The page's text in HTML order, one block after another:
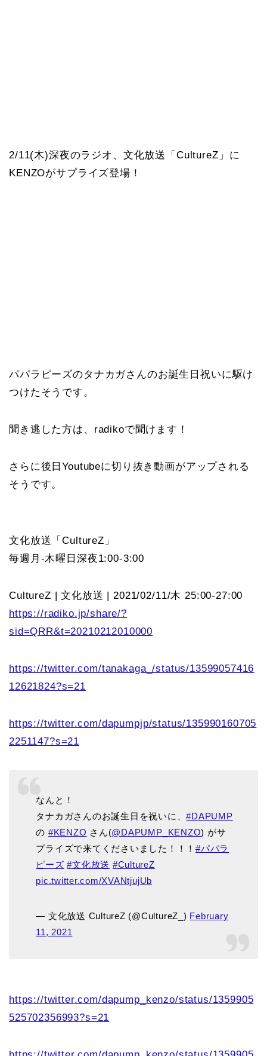
2/11(木)深夜のラジオ、文化放送「CultureZ」に
KENZOがサプライズ登場！
パパラピーズのタナカガさんのお誕生日祝いに駆け
つけたそうです。
聞き逃した方は、radikoで聞けます！
さらに後日Youtubeに切り抜き動画がアップされる
そうです。
文化放送「CultureZ」
毎週月-木曜日深夜1:00-3:00
CultureZ | 文化放送 | 2021/02/11/木 25:00-27:00
https://radiko.jp/share/?
sid=QRR&t=20210212010000
https://twitter.com/tanakaga_/status/13599057416
12621824?s=21
https://twitter.com/dapumpjp/status/135990160705
2251147?s=21
なんと！
タナカガさんのお誕生日を祝いに、#DAPUMP
の #KENZO さん(@DAPUMP_KENZO) がサ
プライズで来てくださいました！！！#パパラ
ピーズ #文化放送 #CultureZ
pic.twitter.com/XVANtjujUb
— 文化放送 CultureZ (@CultureZ_) February
11, 2021
https://twitter.com/dapump_kenzo/status/1359905
525702356993?s=21